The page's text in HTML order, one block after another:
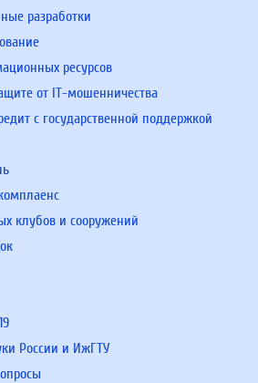
разработки
ресурсов
от IT-мошенничества
с государственной поддержкой
клубов и сооружений
России и ИжГТУ